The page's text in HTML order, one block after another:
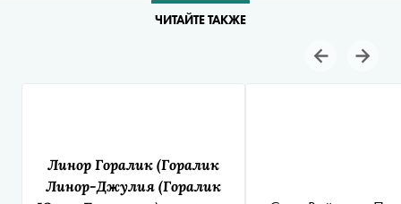
ЧИТАЙТЕ ТАКЖЕ
Линор Горалик(Горалик
Линор-Джулия (Горалик